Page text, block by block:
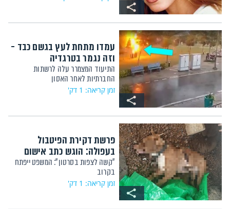
עמדו מתחת לעץ בגשם כבד -
וזה נגמר בטרגדיה
התיעוד המצמרר עלה לרשתות
החברתיות לאחר האסון
זמן קריאה: 1 דק'
פרשת דקירת הפיטבול
בעפולה: הוגש כתב אישום
"קשה לצפות בסרטון": המשפט ייפתח
בקרוב
זמן קריאה: 1 דק'